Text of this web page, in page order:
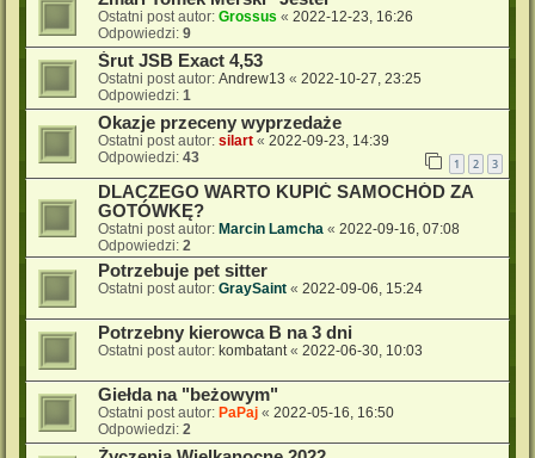
Ostatni post autor: Grossus « 2022-12-23, 16:26
Odpowiedzi: 9
Śrut JSB Exact 4,53
Ostatni post autor: Andrew13 « 2022-10-27, 23:25
Odpowiedzi: 1
Okazje przeceny wyprzedaże
Ostatni post autor: silart « 2022-09-23, 14:39
Odpowiedzi: 43 1 2 3
DLACZEGO WARTO KUPIĆ SAMOCHÓD ZA
GOTÓWKĘ?
Ostatni post autor: Marcin Lamcha « 2022-09-16, 07:08
Odpowiedzi: 2
Potrzebuje pet sitter
Ostatni post autor: GraySaint « 2022-09-06, 15:24
Potrzebny kierowca B na 3 dni
Ostatni post autor: kombatant« 2022-06-30, 10:03
Giełda na "beżowym"
Ostatni post autor: PaPaj « 2022-05-16, 16:50
Odpowiedzi: 2